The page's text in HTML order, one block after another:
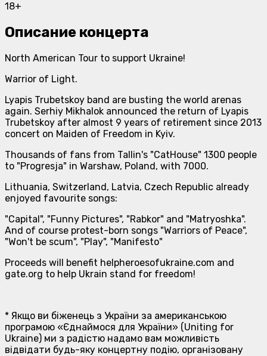
18+
Описание концерта
North American Tour to support Ukraine!
Warrior of Light.
Lyapis Trubetskoy band are busting the world arenas
again. Serhiy Mikhalok announced the return of Lyapis
Trubetskoy after almost 9 years of retirement since 2013
concert on Maiden of Freedom in Kyiv.
Thousands of fans from Tallin's "CatHouse" 1300 people
to "Progresja" in Warshaw, Poland, with 7000.
Lithuania, Switzerland, Latvia, Czech Republic already
enjoyed favourite songs:
"Capital", "Funny Pictures", "Rabkor" and "Matryoshka".
And of course protest-born songs "Warriors of Peace",
"Won't be scum", "Play", "Manifesto"
Proceeds will benefit helpheroesofukraine.com and
gate.org to help Ukrain stand for freedom!
* Якщо ви біженець з України за американською
програмою «Єднаймося для України» (Uniting for
Ukraine) ми з радістю надамо вам можливість
відвідати будь-яку концертну подію, організовану